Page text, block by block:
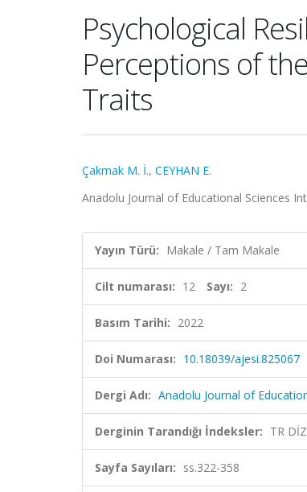
Psychological
Perceptions of
Traits
Çakmak M. İ., CEYHAN E.
Anadolu Journal of Educational Sciences
Yayın Türü: Makale / Tam Makale
Cilt numarası: 12 Sayı: 2
Basım Tarihi: 2022
Doi Numarası: 10.18039/ajesi.825067
Dergi Adı: Anadolu Journal of
Derginin Tarandığı İndeksler: TR
Sayfa Sayıları: ss.322-358